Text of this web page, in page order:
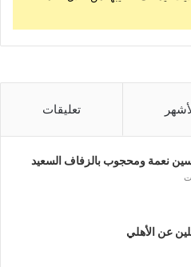
تعليقات
نعمة ومحجوب بالزفاف السعيد
عن الأهلي